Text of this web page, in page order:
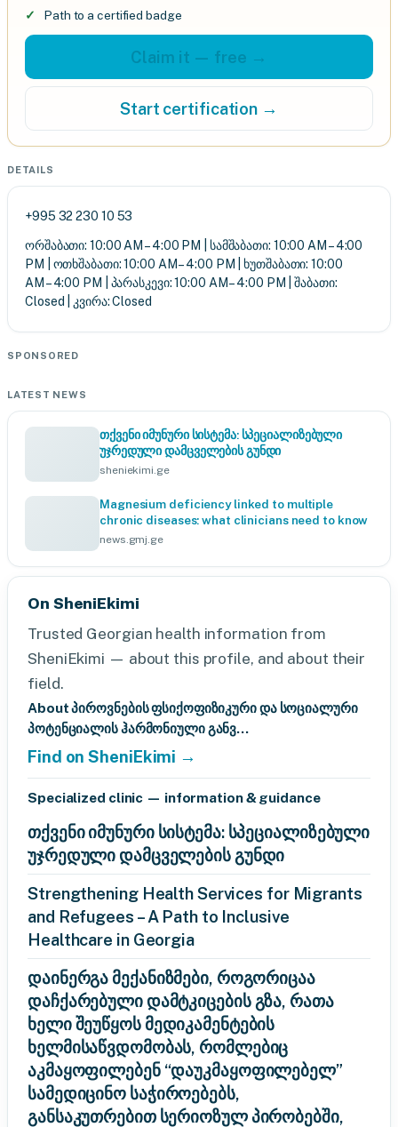
Path to a certified badge
Claim it — free →
Start certification →
DETAILS
+995 32 230 10 53
ორშაბათი: 10:00 AM – 4:00 PM | სამშაბათი: 10:00 AM – 4:00
PM | ოთხშაბათი: 10:00 AM – 4:00 PM | ხუთშაბათი: 10:00
AM – 4:00 PM | პარასკევი: 10:00 AM – 4:00 PM | შაბათი:
Closed | კვირა: Closed
SPONSORED
LATEST NEWS
თქვენი იმუნური სისტემა: სპეციალიზებული
უჯრედული დამცველების გუნდი
sheniekimi.ge
Magnesium deficiency linked to multiple
chronic diseases: what clinicians need to know
news.gmj.ge
On SheniEkimi
Trusted Georgian health information from
SheniEkimi — about this profile, and about their
field.
About პიროვნების ფსიქოფიზიკური და სოციალური
პოტენციალის ჰარმონიული განვ...
Find on SheniEkimi →
Specialized clinic — information & guidance
თქვენი იმუნური სისტემა: სპეციალიზებული
უჯრედული დამცველების გუნდი
Strengthening Health Services for Migrants
and Refugees – A Path to Inclusive
Healthcare in Georgia
დაინერგა მექანიზმები, როგორიცაა
დაჩქარებული დამტკიცების გზა, რათა
ხელი შეუწყოს მედიკამენტების
ხელმისაწვდომობას, რომლებიც
აკმაყოფილებენ “დაუკმაყოფილებელ”
სამედიცინო საჭიროებებს,
განსაკუთრებით სერიოზულ პირობებში,